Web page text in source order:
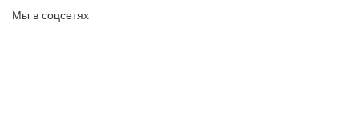
Мы в соцсетях